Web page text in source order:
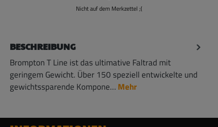
Nicht auf dem Merkzettel ;(
BESCHREIBUNG
Brompton T Line ist das ultimative Faltrad mit
geringem Gewicht. Über 150 speziell entwickelte und
gewichtssparende Kompone… Mehr